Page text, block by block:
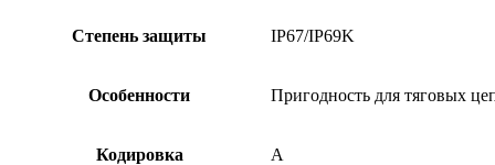
Степень защиты IP67/IP69K
Особенности Пригодность для тяговых
Кодировка A